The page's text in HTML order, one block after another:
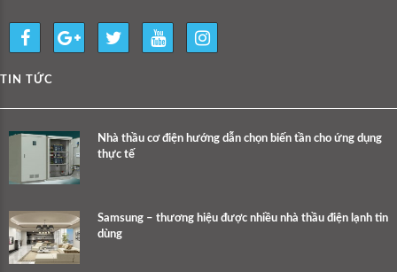
TIN TỨC
Nhà thầu cơ điện hướng dẫn chọn biến tần cho ứng dụng
thực tế
Samsung – thương hiệu được nhiều nhà thầu điện lạnh tin
dùng